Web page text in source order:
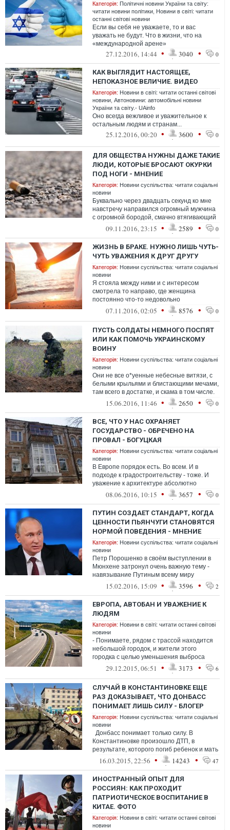
Категорія: Політичні новини України та світу:
читати новини політики Новини в світі: читати
останні світові новини
Если вы себя не уважаете, то и вас
уважать не будут. Что в жизни, что на
«международной арене»
27.12.2016, 14:44 • 3040 • 0
КАК ВЫГЛЯДИТ НАСТОЯЩЕЕ,
НЕПОКАЗНОЕ ВЕЛИЧИЕ. ВИДЕО
Категорія: Новини в світі: читати останні світові
новини Автоновини: автомобільні новини
України та світу.- UAinfo
Оно всегда вежливое и уважительное к
остальным людям и странам...
25.12.2016, 00:20 • 3600 • 0
ДЛЯ ОБЩЕСТВА НУЖНЫ ДАЖЕ ТАКИЕ
ЛЮДИ, КОТОРЫЕ БРОСАЮТ ОКУРКИ
ПОД НОГИ - МНЕНИЕ
Категорія: Новини суспільства: читати соціальні
новини
Буквально через двадцать секунд ко мне
навстречу направился огромный мужчина
с огромной бородой, смачно втягивающий
в себя признаки ОРЗ и сплевывающий...
09.11.2016, 23:15 • 2589 • 0
ЖИЗНЬ В БРАКЕ. НУЖНО ЛИШЬ ЧУТЬ-
ЧУТЬ УВАЖЕНИЯ К ДРУГ ДРУГУ
Категорія: Новини суспільства: читати соціальні
новини
Я стояла между ними и с интересом
смотрела то направо, где женщина
постоянно что-то недовольно
высказывала, и налево, где картина была
совершенно прот...
07.11.2016, 02:05 • 8576 • 0
ПУСТЬ СОЛДАТЫ НЕМНОГО ПОСПЯТ
ИЛИ КАК ПОМОЧЬ УКРАИНСКОМУ
ВОИНУ
Категорія: Новини суспільства: читати соціальні
новини
Они не все о*уенные небесные витязи, с
белыми крыльями и блистающими мечами,
там всего в достатке, и скама в том числе.
Но других у нас точно нет. А в...
15.06.2016, 11:46 • 2650 • 0
ВСЕ, ЧТО У НАС ОХРАНЯЕТ
ГОСУДАРСТВО - ОБРЕЧЕНО НА
ПРОВАЛ - БОГУЦКАЯ
Категорія: Новини суспільства: читати соціальні
новини
В Европе порядок есть. Во всем. И в
подходе к градостроительству - тоже. И
уважение к архитектуре абсолютно
созвучно с уважением закона, чести и
08.06.2016, 10:15 • 3657 • 0
ПУТИН СОЗДАЕТ СТАНДАРТ, КОГДА
ЦЕННОСТИ ПЬЯНЧУГИ СТАНОВЯТСЯ
НОРМОЙ ПОВЕДЕНИЯ - МНЕНИЕ
Категорія: Новини суспільства: читати соціальні
новини
Петр Порошенко в своём выступлении в
Мюнхене затронул очень важную тему -
навязывание Путиным всему миру
альтернативных ценностей для создания
15.02.2016, 15:09 • 3596 • 2
ЕВРОПА, АВТОБАН И УВАЖЕНИЕ К
ЛЮДЯМ
Категорія: Новини в світі: читати останні світові
новини
- Понимаете, рядом с трассой находится
небольшой городок, и жители этого
городка с целью уменьшения выброса
выхлопных газов, попросили водителей
29.12.2015, 06:51 • 3173 • 6
СЛУЧАЙ В КОНСТАНТИНОВКЕ ЕЩЕ
РАЗ ДОКАЗЫВАЕТ, ЧТО ДОНБАСС
ПОНИМАЕТ ЛИШЬ СИЛУ - БЛОГЕР
Категорія: Новини суспільства: читати соціальні
новини
Донбасс понимает только силу. В
Константиновке произошло ДТП, в
результате, которого погиб ребенок и мать
в тяжелом состоянии. В городе перекр...
16.03.2015, 22:56 • 14243 • 47
ИНОСТРАННЫЙ ОПЫТ ДЛЯ
РОССИЯН: КАК ПРОХОДИТ
ПАТРИОТИЧЕСКОЕ ВОСПИТАНИЕ В
КИТАЕ. ФОТО
Категорія: Новини в світі: читати останні світові
новини